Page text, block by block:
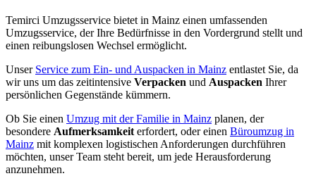
Temirci Umzugsservice bietet in Mainz einen umfassenden
Umzugsservice, der Ihre Bedürfnisse in den Vordergrund stellt und
einen reibungslosen Wechsel ermöglicht.
Unser Service zum Ein- und Auspacken in Mainz entlastet Sie, da
wir uns um das zeitintensive Verpacken und Auspacken Ihrer
persönlichen Gegenstände kümmern.
Ob Sie einen Umzug mit der Familie in Mainz planen, der
besondere Aufmerksamkeit erfordert, oder einen Büroumzug in
Mainz mit komplexen logistischen Anforderungen durchführen
möchten, unser Team steht bereit, um jede Herausforderung
anzunehmen.